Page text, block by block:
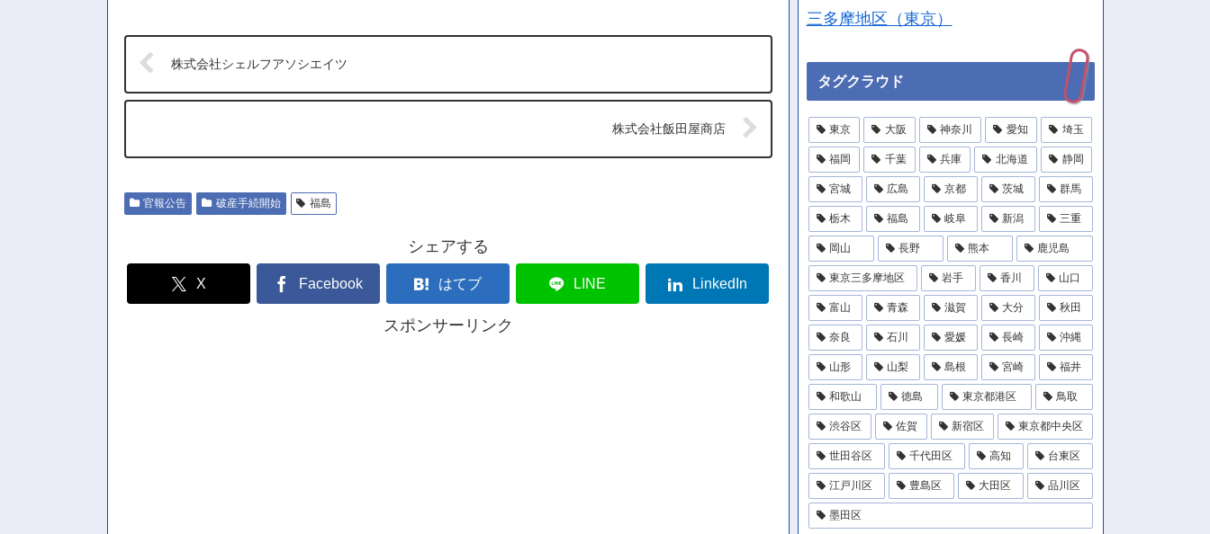
株式会社シェルフアソシエイツ
株式会社飯田屋商店
官報公告 破産手続開始 福島
シェアする
X Facebook はてブ LINE LinkedIn
スポンサーリンク
三多摩地区（東京）
タグクラウド
東京 大阪 神奈川 愛知 埼玉
福岡 千葉 兵庫 北海道 静岡
宮城 広島 京都 茨城 群馬
栃木 福島 岐阜 新潟 三重
岡山 長野 熊本 鹿児島
東京三多摩地区 岩手 香川 山口
富山 青森 滋賀 大分 秋田
奈良 石川 愛媛 長崎 沖縄
山形 山梨 島根 宮崎 福井
和歌山 徳島 東京都港区 鳥取
渋谷区 佐賀 新宿区 東京都中央区
世田谷区 千代田区 高知 台東区
江戸川区 豊島区 大田区 品川区
墨田区